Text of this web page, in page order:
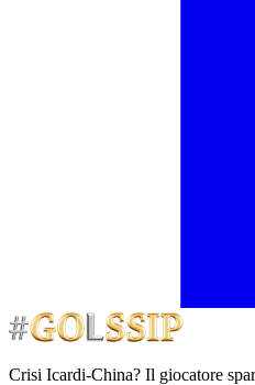
Crisi Icardi-China? Il giocatore